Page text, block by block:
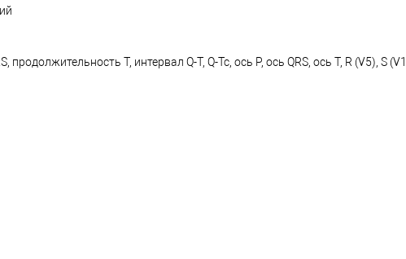
Т, интервал Q-Т, Q-Tc, ось P, ось QRS, ось T, R (V5), S